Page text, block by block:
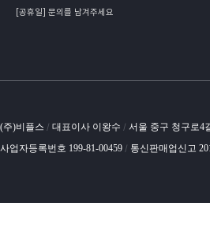
[공휴일] 문의를 남겨주세요
(주)비플스 / 대표이사 이왕수 / 서울 중구 청구로4
사업자등록번호 199-81-00459 / 통신판매업신고